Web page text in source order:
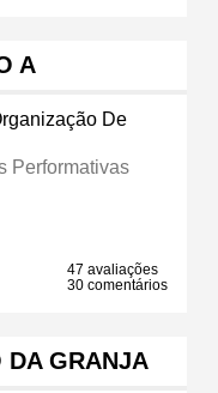
A
De
Performativas
47 avaliações
30 comentários
DA GRANJA